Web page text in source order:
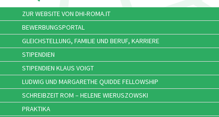
ZUR WEBSITE VON DHI-ROMA.IT
BEWERBUNGSPORTAL
GLEICHSTELLUNG, FAMILIE UND BERUF, KARRIERE
STIPENDIEN
STIPENDIEN KLAUS VOIGT
LUDWIG UND MARGARETHE QUIDDE FELLOWSHIP
SCHREIBZEIT ROM – HELENE WIERUSZOWSKI
PRAKTIKA